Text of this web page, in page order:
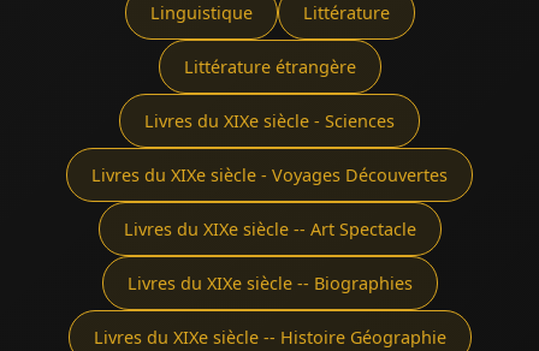
Linguistique Littérature
Littérature étrangère
Livres du XIXe siècle - Sciences
Livres du XIXe siècle - Voyages Découvertes
Livres du XIXe siècle -- Art Spectacle
Livres du XIXe siècle -- Biographies
Livres du XIXe siècle -- Histoire Géographie